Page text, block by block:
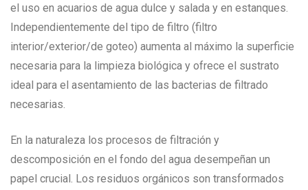
el uso en acuarios de agua dulce y salada y en estanques.
Independientemente del tipo de filtro (filtro
interior/exterior/de goteo) aumenta al máximo la superficie
necesaria para la limpieza biológica y ofrece el sustrato
ideal para el asentamiento de las bacterias de filtrado
necesarias.
En la naturaleza los procesos de filtración y
descomposición en el fondo del agua desempeñan un
papel crucial. Los residuos orgánicos son transformados